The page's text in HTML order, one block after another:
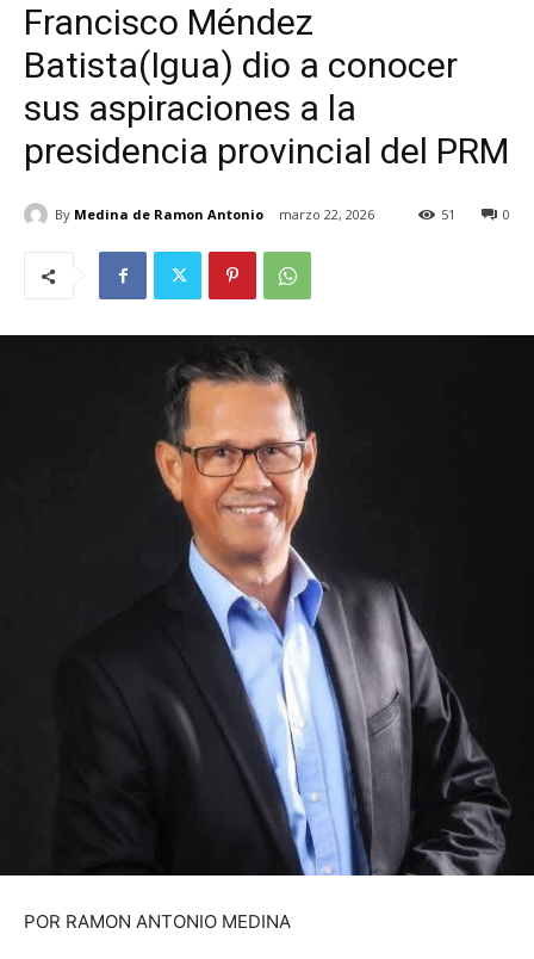
Francisco Méndez
Batista(Igua) dio a conocer
sus aspiraciones a la
presidencia provincial del PRM
By Medina de Ramon Antonio marzo 22, 2026 0
51
POR RAMON ANTONIO MEDINA